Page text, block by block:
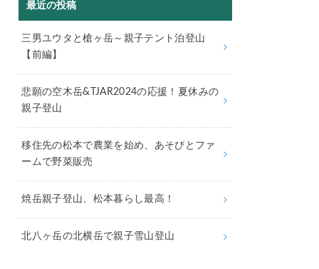
最近の投稿
三男ユウタと槍ヶ岳～親子テント泊登山
【前編】
悲願の空木岳&TJAR2024の応援！夏休みの
親子登山
移住先の松本で農業を始め、あそびとファ
ームで野菜販売
焼岳親子登山、松本暮らし最高！
北八ヶ岳の北横岳で親子雪山登山